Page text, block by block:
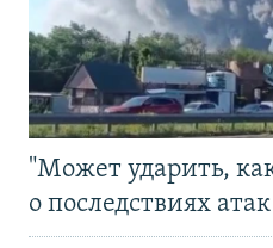
"Может ударить,
о последствиях